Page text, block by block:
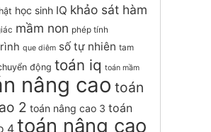
học sinh IQ khảo sát hàm
mầm non phép tính
que diêm số tự nhiên tam
động toán iq toán mầm
nâng cao toán
2 toán nâng cao 3 toán
4 toán nâng cao